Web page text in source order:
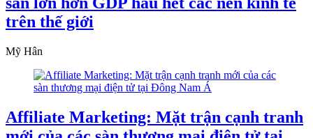
trên thế giới
Mỹ Hân
Affiliate Marketing: Mặt trận cạnh tranh